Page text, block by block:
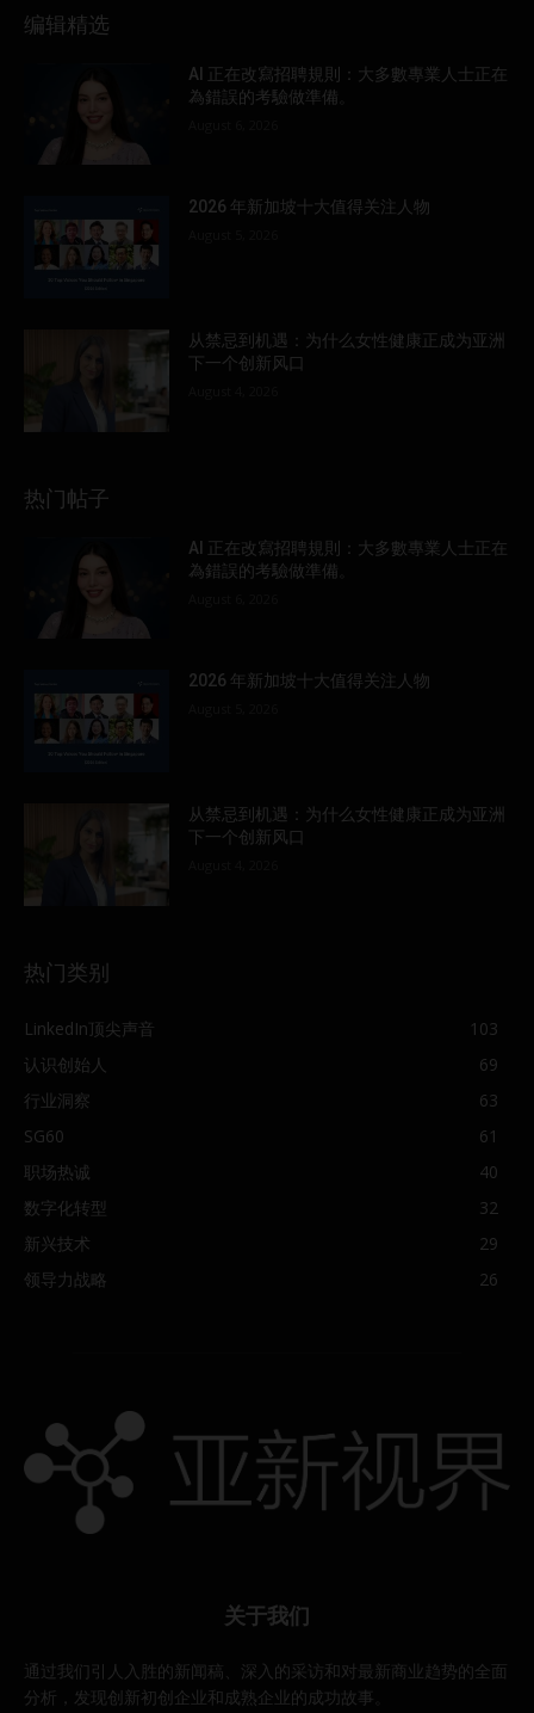
编辑精选
AI 正在改寫招聘規則：大多數專業人士正在
為錯誤的考驗做準備。
2026 年新加坡十大值得关注人物
从禁忌到机遇：为什么女性健康正成为亚洲
下一个创新风口
热门帖子
AI 正在改寫招聘規則：大多數專業人士正在
為錯誤的考驗做準備。
2026 年新加坡十大值得关注人物
从禁忌到机遇：为什么女性健康正成为亚洲
下一个创新风口
热门类别
LinkedIn顶尖声音
103
认识创始人
69
行业洞察
63
SG60
61
职场热诚
40
数字化转型
32
新兴技术
29
领导力战略
26
关于我们
通过我们引人入胜的新闻稿、深入的采访和对最新商业趋势的全面
分析，发现创新初创企业和成熟企业的成功故事。